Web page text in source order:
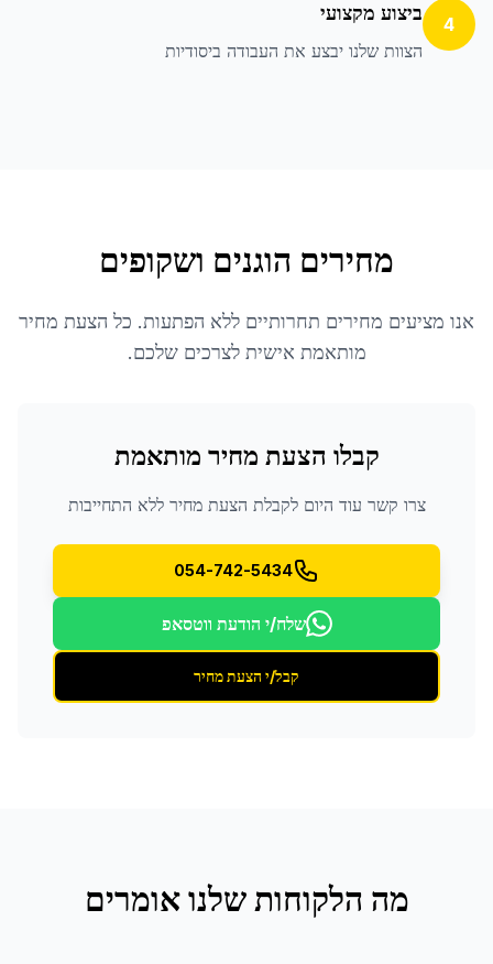
4 ביצוע מקצועי
הצוות שלנו יבצע את העבודה ביסודיות
מחירים הוגנים ושקופים
אנו מציעים מחירים תחרותיים ללא הפתעות. כל הצעת מחיר
מותאמת אישית לצרכים שלכם.
קבלו הצעת מחיר מותאמת
צרו קשר עוד היום לקבלת הצעת מחיר ללא התחייבות
054-742-5434
שלח/י הודעת ווטסאפ
קבל/י הצעת מחיר
מה הלקוחות שלנו אומרים